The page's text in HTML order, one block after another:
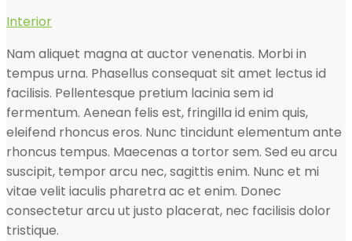
Interior
Nam aliquet magna at auctor venenatis. Morbi in
tempus urna. Phasellus consequat sit amet lectus id
facilisis. Pellentesque pretium lacinia sem id
fermentum. Aenean felis est, fringilla id enim quis,
eleifend rhoncus eros. Nunc tincidunt elementum ante
rhoncus tempus. Maecenas a tortor sem. Sed eu arcu
suscipit, tempor arcu nec, sagittis enim. Nunc et mi
vitae velit iaculis pharetra ac et enim. Donec
consectetur arcu ut justo placerat, nec facilisis dolor
tristique.